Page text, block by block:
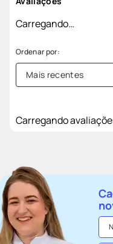
Carregando…
Mais recentes
Carregando